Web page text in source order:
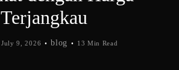
Terjangkau
July 9, 2026 blog 13 Min Read